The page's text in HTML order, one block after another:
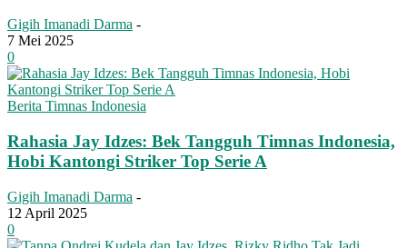
Gigih Imanadi Darma -
7 Mei 2025
0
Berita Timnas Indonesia
Rahasia Jay Idzes: Bek Tangguh Timnas Indonesia,
Hobi Kantongi Striker Top Serie A
Gigih Imanadi Darma -
12 April 2025
0